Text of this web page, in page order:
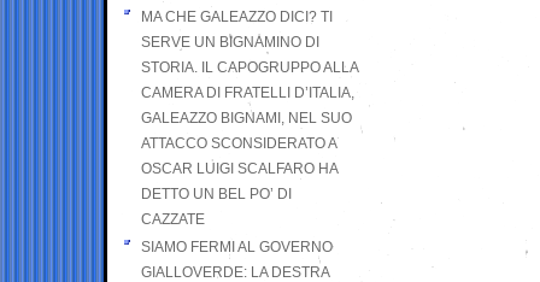
MA CHE GALEAZZO DICI? TI
SERVE UN BIGNAMINO DI
STORIA. IL CAPOGRUPPO ALLA
CAMERA DI FRATELLI D’ITALIA,
GALEAZZO BIGNAMI, NEL SUO
ATTACCO SCONSIDERATO A
OSCAR LUIGI SCALFARO HA
DETTO UN BEL PO’ DI
CAZZATE
SIAMO FERMI AL GOVERNO
GIALLOVERDE: LA DESTRA